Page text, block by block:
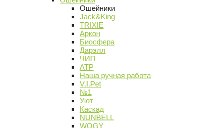
Ошейники
Jack&King
TRIXIE
Аркон
Биосфера
Дарэлл
ЧИП
АТР
Наша ручная работа
V.I.Pet
№1
Уют
Каскад
NUNBELL
WOGY